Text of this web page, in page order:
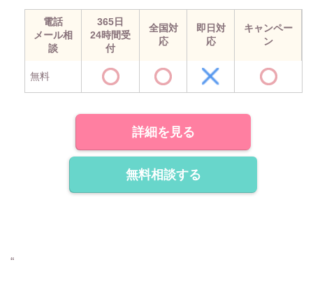
電話
メール相
談
365日
24時間受
付
全国対
応
即日対
応
キャンペー
ン
無料
詳細を見る
無料相談する
“